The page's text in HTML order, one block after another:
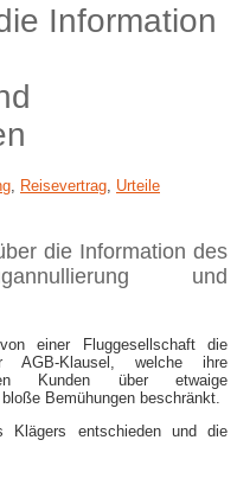
Information
Reisevertrag Urteile
die Information des
und
einer Fluggesellschaft die
AGB-Klausel, welche ihre
Kunden über etwaige
Bemühungen beschränkt.
entschieden und die